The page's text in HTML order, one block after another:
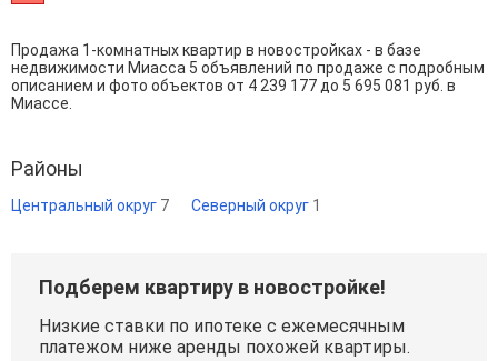
Продажа 1-комнатных квартир в новостройках - в базе
недвижимости Миасса 5 объявлений по продаже с подробным
описанием и фото объектов от 4 239 177до 5 695 081 руб. в
Миассе.
Районы
Центральный округ 7 Северный округ 1
Подберем квартиру в новостройке!
Низкие ставки по ипотеке с ежемесячным
платежом ниже аренды похожей квартиры.